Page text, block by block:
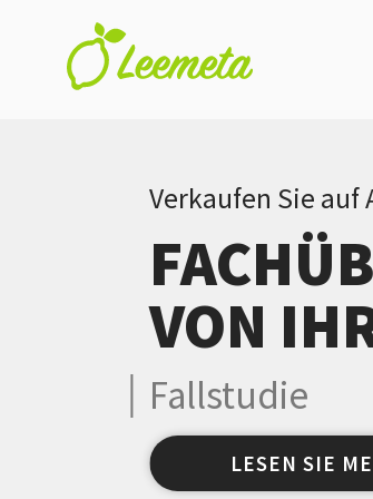
Verkaufen Sie auf
VON
Fallstudie
LESEN SIE